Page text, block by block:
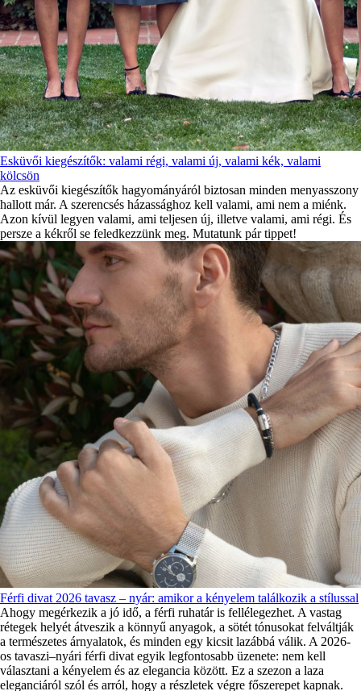
Esküvői kiegészítők: valami régi, valami új, valami kék, valami
kölcsön
Az esküvői kiegészítők hagyományáról biztosan minden menyasszony
hallott már. A szerencsés házassághoz kell valami, ami nem a miénk.
Azon kívül legyen valami, ami teljesen új, illetve valami, ami régi. És
persze a kékről se feledkezzünk meg. Mutatunk pár tippet!
Férfi divat 2026 tavasz – nyár: amikor a kényelem találkozik a stílussal
Ahogy megérkezik a jó idő, a férfi ruhatár is fellélegezhet. A vastag
rétegek helyét átveszik a könnyű anyagok, a sötét tónusokat felváltják
a természetes árnyalatok, és minden egy kicsit lazábbá válik. A 2026-
os tavaszi–nyári férfi divat egyik legfontosabb üzenete: nem kell
választani a kényelem és az elegancia között. Ez a szezon a laza
eleganciáról szól és arról, hogy a részletek végre főszerepet kapnak.